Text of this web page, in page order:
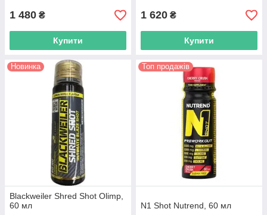
1 480 ₴
Купити
1 620 ₴
Купити
Новинка
Blackweiler Shred Shot Olimp,
60 мл
Топ продажів
N1 Shot Nutrend, 60 мл